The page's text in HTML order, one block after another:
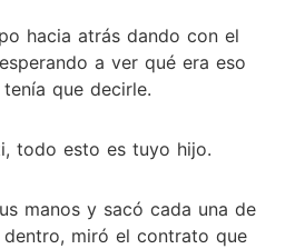
hacia atrás dando con el
a ver qué era eso
que decirle.
todo esto es tuyo hijo.
manos y sacó cada una de
dentro, miró el contrato que